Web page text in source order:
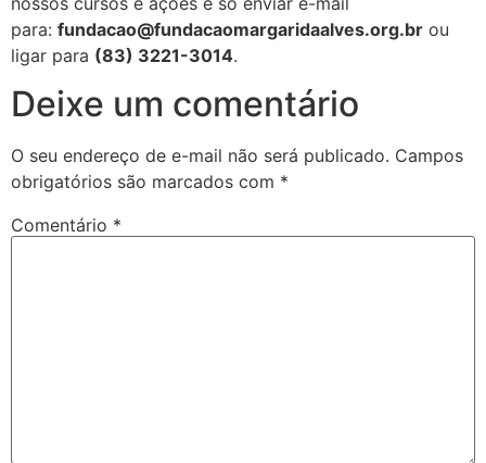
para: fundacao@fundacaomargaridaalves.org.br ou
ligar para (83) 3221-3014.
Deixe um comentário
O seu endereço de e-mail não será publicado. Campos
obrigatórios são marcados com *
Comentário *